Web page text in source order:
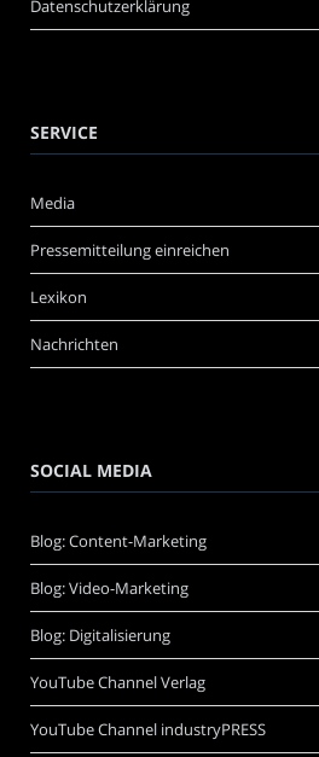
Datenschutzerklärung
SERVICE
Media
Pressemitteilung einreichen
Lexikon
Nachrichten
SOCIAL MEDIA
Blog: Content-Marketing
Blog: Video-Marketing
Blog: Digitalisierung
YouTube Channel Verlag
YouTube Channel industryPRESS